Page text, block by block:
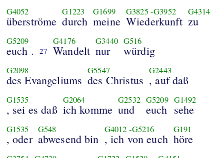
G4052
überströme
G1223
durch
G1699
meine
G3825-G3952
Wiederkunft
G4314
zu
G5209
euch . 27
G4176
Wandelt
G3440
nur
G516
würdig
G2098
des Evangeliums
G5547
des Christus
G2443
, auf daß
G1535
, sei es daß
G2064
ich komme
G2532
und
G5209
euch
G1492
sehe
G1535
, oder
G548
abwesend bin
G4012 -G5216
, ich von euch
G191
höre